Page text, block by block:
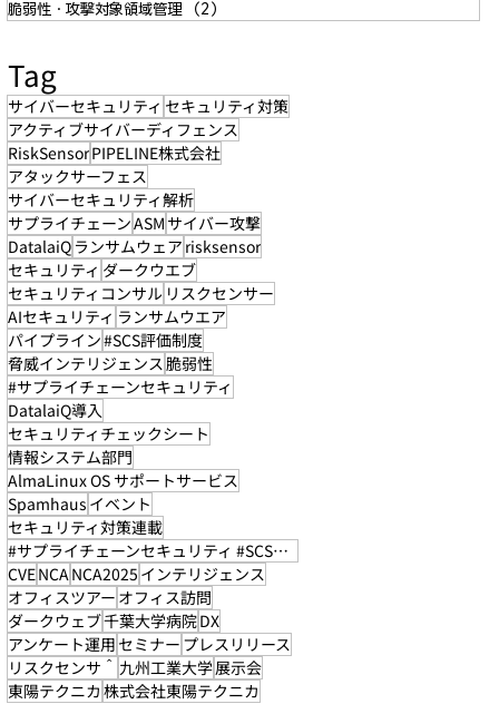
脆弱性・攻撃対象領域管理
（2）
Tag
サイバーセキュリティ セキュリティ対策
アクティブサイバーディフェンス
RiskSensorPIPELINE株式会社
アタックサーフェス
サイバーセキュリティ解析
サプライチェーンASM サイバー攻撃
DatalaiQ ランサムウェア risksensor
セキュリティ ダークウエブ
セキュリティコンサル リスクセンサー
AIセキュリティ ランサムウエア
パイプライン#SCS評価制度
脅威インテリジェンス脆弱性
#サプライチェーンセキュリティ
DatalaiQ導入
セキュリティチェックシート
情報システム部門
AlmaLinux OS サポートサービス
Spamhaus イベント
セキュリティ対策連載
#サプライチェーンセキュリティ #SCS評価制度
CVENCANCA2025 インテリジェンス
オフィスツアー オフィス訪問
ダークウェブ千葉大学病院DX
アンケート運用 セミナー プレスリリース
リスクセンサ＾ 九州工業大学展示会
東陽テクニカ 株式会社東陽テクニカ